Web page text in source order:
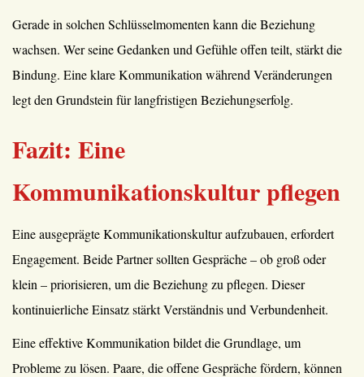
Gerade in solchen Schlüsselmomenten kann die Beziehung
wachsen. Wer seine Gedanken und Gefühle offen teilt, stärkt die
Bindung. Eine klare Kommunikation während Veränderungen
legt den Grundstein für langfristigen Beziehungserfolg.
Fazit: Eine
Kommunikationskultur pflegen
Eine ausgeprägte Kommunikationskultur aufzubauen, erfordert
Engagement. Beide Partner sollten Gespräche – ob groß oder
klein – priorisieren, um die Beziehung zu pflegen. Dieser
kontinuierliche Einsatz stärkt Verständnis und Verbundenheit.
Eine effektive Kommunikation bildet die Grundlage, um
Probleme zu lösen. Paare, die offene Gespräche fördern, können